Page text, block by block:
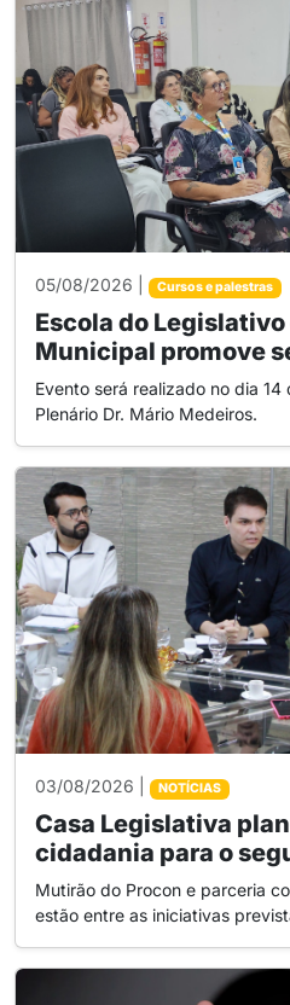
05/08/2026 | Cursos e palestras
Escola do Legislativo
Municipal promove
Evento será realizado no dia
Plenário Dr. Mário Medeiros.
03/08/2026 | NOTÍCIAS
Casa Legislativa
cidadania para o
Mutirão do Procon e parceria
estão entre as iniciativas